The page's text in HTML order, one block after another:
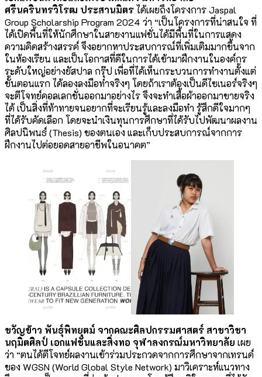
ศรีนครินทรวิโรฒ ประสานมิตรได้เผยถึงโครงการ Jaspal
Group Scholarship Program 2024 ว่า “เป็นโครงการที่น่าสนใจ ที่
ได้เปิดพื้นที่ให้นักศึกษาในสายงานแฟชั่นได้มีพื้นที่ในการแสดง
ความคิดสร้างสรรค์ จึงอยากหาประสบการณ์ที่เพิ่มเติมมากขึ้นจาก
ในห้องเรียน และเป็นโอกาสที่ดีในการได้เข้ามาฝึกงานในองค์กร
ระดับใหญ่อย่างยัสปาล กรุ๊ป เพื่อที่ได้เห็นกระบวนการทำงานตั้งแต่
ขั้นตอนแรก ได้ลองลงมือทำจริงๆ โดยถ้าเราต้องเป็นดีไซเนอร์จริงๆ
จะตีโจทย์คอลเลกชั่นออกมาอย่างไร จึงจะทำเสื้อผ้าออกมาขายจริง
ได้ เป็นสิ่งที่ท้าทายจนอยากที่จะเรียนรู้และลงมือทำ รู้สึกดีใจมากๆ
ที่ได้รับคัดเลือก โดยจะนำเงินทุนการศึกษาที่ได้รับไปพัฒนาผลงาน
ศิลปนิพนธ์ (Thesis) ของตนเอง และเก็บประสบการณ์จากการ
ฝึกงานไปต่อยอดสายอาชีพในอนาคต”
ขวัญข้าว พันธุ์พิทยุตม์ จากคณะศิลปกรรมศาสตร์ สาขาวิชา
นฤมิตศิลป์ เอกแฟชั่นและสิ่งทอ จุฬาลงกรณ์มหาวิทยาลัย เผย
ว่า “ตนได้ตีโจทย์ผลงานเข้าร่วมประกวดจากการศึกษาจากเทรนด์
ของ WGSN (World Global Style Network) มาวิเคราะห์แนวทาง